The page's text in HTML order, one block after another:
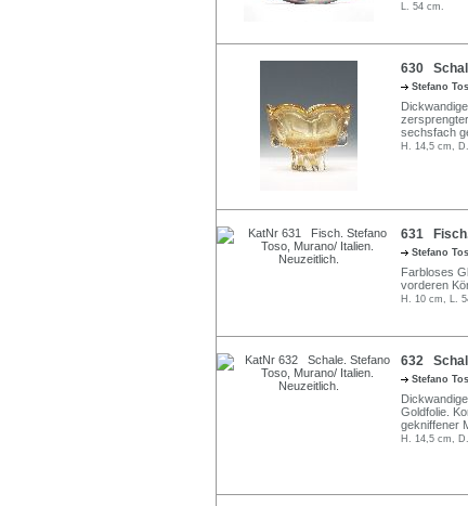
L. 54 cm.
630
Stefano
sechsfach
H. 14,5 cm,
631 Fisch.
Stefano
Farbloses
vorderen
H. 10 cm, L.
632
Stefano
Goldfolie.
gekniffener
H. 14,5 cm,